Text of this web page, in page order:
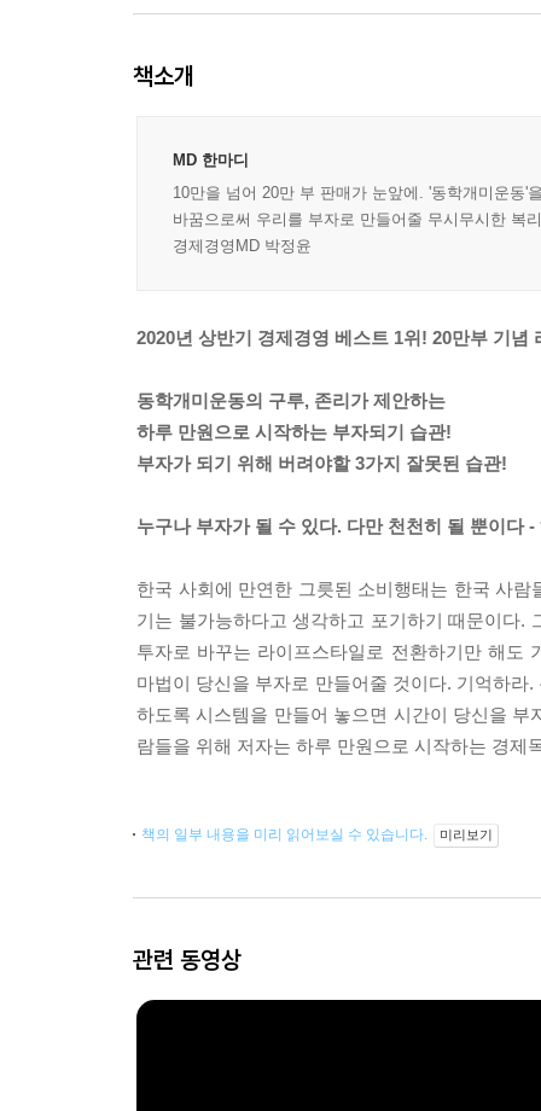
책소개
MD 한마디
10만을 넘어 20만 부 판매가 눈앞에. '동학개미운동
바꿈으로써 우리를 부자로 만들어줄 무시무시한 복
경제경영MD 박정윤
2020년 상반기 경제경영 베스트 1위! 20만부 기념
동학개미운동의 구루, 존리가 제안하는
하루 만원으로 시작하는 부자되기 습관!
부자가 되기 위해 버려야할 3가지 잘못된 습관!
누구나 부자가 될 수 있다. 다만 천천히 될 뿐이다
한국 사회에 만연한 그릇된 소비행태는 한국 사
기는 불가능하다고 생각하고 포기하기 때문이다.
투자로 바꾸는 라이프스타일로 전환하기만 해도
마법이 당신을 부자로 만들어줄 것이다. 기억하
하도록 시스템을 만들어 놓으면 시간이 당신을
람들을 위해 저자는 하루 만원으로 시작하는 경제
책의 일부 내용을 미리 읽어보실 수 있습니다. 미리보기
관련 동영상